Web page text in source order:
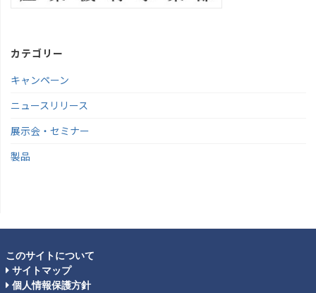
カテゴリー
キャンペーン
ニュースリリース
展示会・セミナー
製品
このサイトについて
サイトマップ
個人情報保護方針